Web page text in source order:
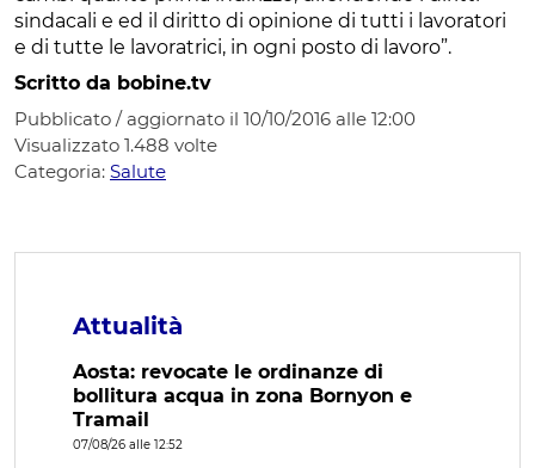
sindacali e ed il diritto di opinione di tutti i lavoratori
e di tutte le lavoratrici, in ogni posto di lavoro”.
Scritto da bobine.tv
Pubblicato / aggiornato il 10/10/2016 alle 12:00
Visualizzato 1.488 volte
Categoria: Salute
Attualità
Aosta: revocate le ordinanze di
bollitura acqua in zona Bornyon e
Tramail
07/08/26 alle 12:52